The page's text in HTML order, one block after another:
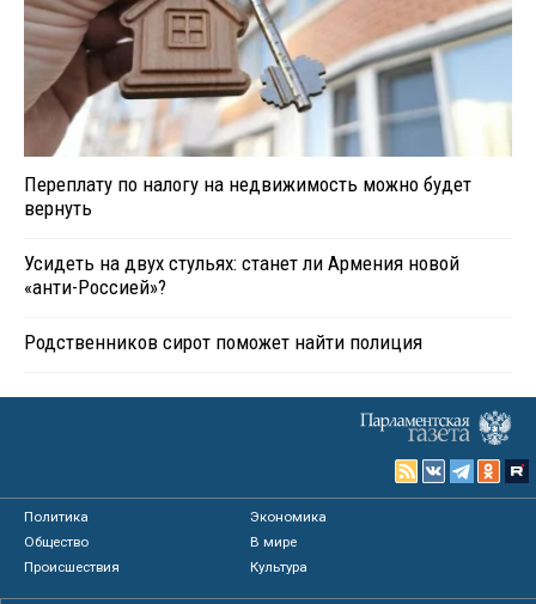
Переплату по налогу на недвижимость можно будет
вернуть
Усидеть на двух стульях: станет ли Армения новой
«анти-Россией»?
Родственников сирот поможет найти полиция
Политика
Экономика
Общество
В мире
Происшествия
Культура